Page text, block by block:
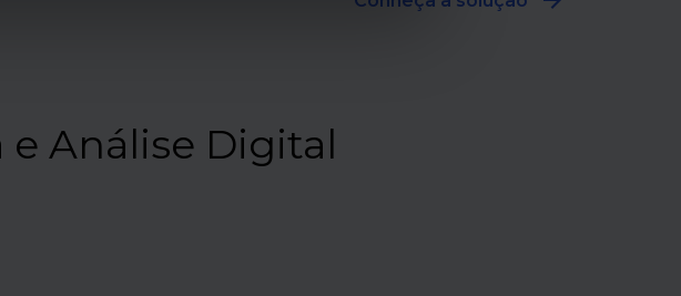
Análise Digital